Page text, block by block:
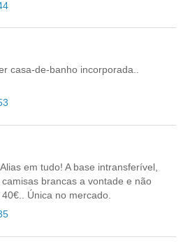
casa-de-banho incorporada..
em tudo! A base intransferível,
brancas a vontade e não
Única no mercado.